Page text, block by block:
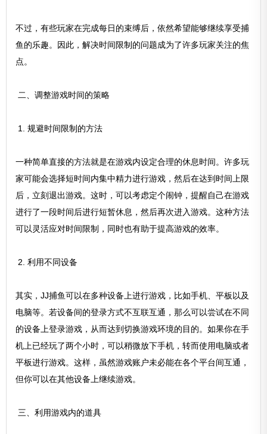
不过，有些玩家在完成每日的束缚后，依然希望能够继续享受捕
鱼的乐趣。因此，解决时间限制的问题成为了许多玩家关注的焦
点。
二、调整游戏时间的策略
1. 规避时间限制的方法
一种简单直接的方法就是在游戏内设定合理的休息时间。许多玩
家可能会选择短时间内集中精力进行游戏，然后在达到时间上限
后，立刻退出游戏。这时，可以考虑定个闹钟，提醒自己在游戏
进行了一段时间后进行短暂休息，然后再次进入游戏。这种方法
可以灵活应对时间限制，同时也有助于提高游戏的效率。
2. 利用不同设备
其实，JJ捕鱼可以在多种设备上进行游戏，比如手机、平板以及
电脑等。若设备间的登录方式不互联互通，那么可以尝试在不同
的设备上登录游戏，从而达到切换游戏环境的目的。如果你在手
机上已经玩了两个小时，可以稍微放下手机，转而使用电脑或者
平板进行游戏。这样，虽然游戏账户未必能在各个平台间互通，
但你可以在其他设备上继续游戏。
三、利用游戏内的道具